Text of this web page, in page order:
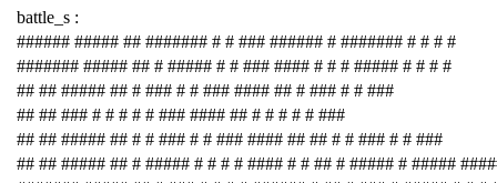
battle_s :
###### ##### ## ####### # # ### ###### # ####### # # # #
####### ##### ## # ##### # # ### #### # # # ##### # # # #
## ## ##### ## # ### # # ### #### ## # ### # # ###
## ## ### # # # # # ### #### ## # # # # # ###
## ## ##### ## # # ### # # ### #### ## ## # # ### # # ###
## ## ##### ## # ##### # # # # #### # # ## # ##### # #####